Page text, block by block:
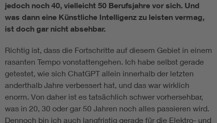
jedoch noch 40, vielleicht 50 Berufsjahre vor sich. Und
was dann eine Künstliche Intelligenz zu leisten vermag,
ist doch gar nicht absehbar.
Richtig ist, dass die Fortschritte auf diesem Gebiet in einem
rasanten Tempo vonstattengehen. Ich habe selbst gerade
getestet, wie sich ChatGPT allein innerhalb der letzten
anderthalb Jahre verbessert hat, und das war wirklich
enorm. Von daher ist es tatsächlich schwer vorhersehbar,
was in 20, 30 oder gar 50 Jahren noch alles passieren wird.
Dennoch bin ich auch langfristig gerade für die Elektro- und